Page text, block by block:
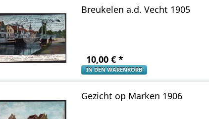
Breukelen a.d. Vecht 1905
10,00 € *
IN DEN WARENKORB
Gezicht op Marken 1906